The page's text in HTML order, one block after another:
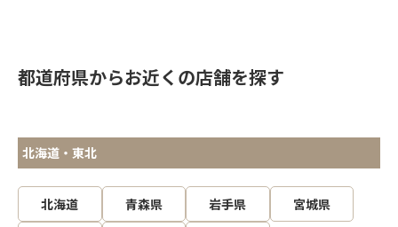
都道府県からお近くの店舗を探す
北海道・東北
北海道 青森県 岩手県
宮城県